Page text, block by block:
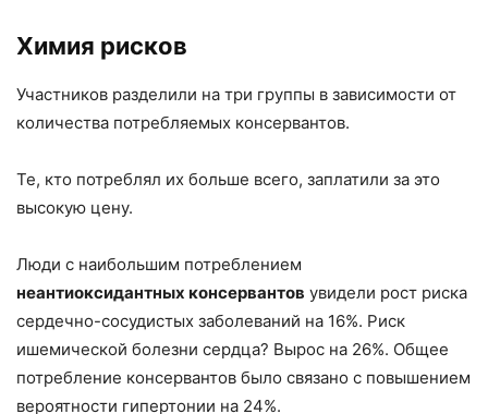
Химия рисков
Участников разделили на три группы в зависимости от
количества потребляемых консервантов.
Те, кто потреблял их больше всего, заплатили за это
высокую цену.
Люди с наибольшим потреблением
неантиоксидантных консервантов увидели рост риска
сердечно-сосудистых заболеваний на 16%. Риск
ишемической болезни сердца? Вырос на 26%. Общее
потребление консервантов было связано с повышением
вероятности гипертонии на 24%.